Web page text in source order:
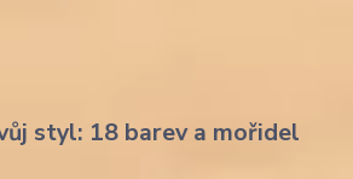
styl: 18 barev a mořidel